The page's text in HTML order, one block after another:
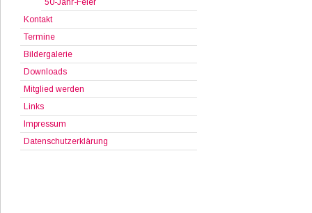
50-Jahr-Feier
Kontakt
Termine
Bildergalerie
Downloads
Mitglied werden
Links
Impressum
Datenschutzerklärung